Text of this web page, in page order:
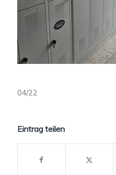
04/22
Eintrag teilen